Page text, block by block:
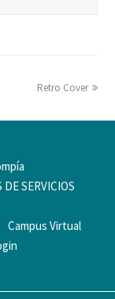
Retro Cover
SERVICIOS
Campus Virtual